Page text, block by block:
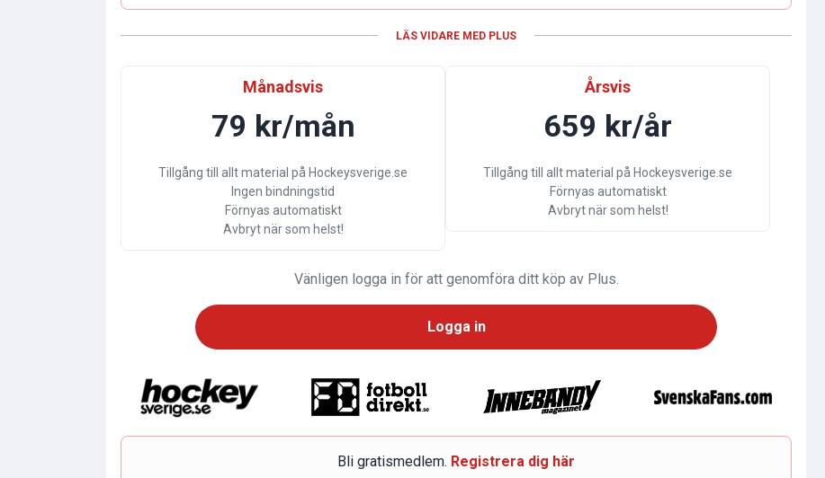
LÄS VIDARE MED PLUS
Månadsvis
79 kr/mån
Tillgång till allt material på Hockeysverige.se
Ingen bindningstid
Förnyas automatiskt
Avbryt när som helst!
Årsvis
659 kr/år
Tillgång till allt material på Hockeysverige.se
Förnyas automatiskt
Avbryt när som helst!
Vänligen logga in för att genomföra ditt köp av Plus.
Logga in
Bli gratismedlem. Registrera dig här